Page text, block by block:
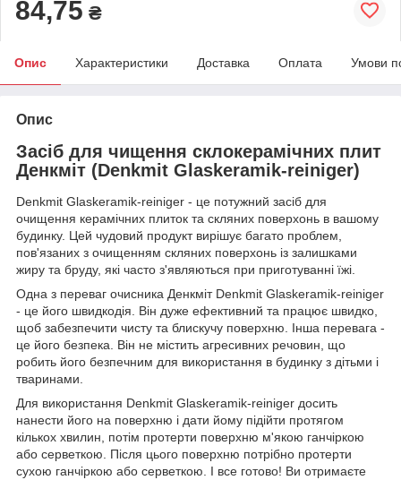
84,75 ₴
Опис Характеристики Доставка Оплата Умови
Опис
Засіб для чищення склокерамічних плит
Денкміт (Denkmit Glaskeramik-reiniger)
Denkmit Glaskeramik-reiniger - це потужний засіб для
очищення керамічних плиток та скляних поверхонь в вашому
будинку. Цей чудовий продукт вирішує багато проблем,
пов'язаних з очищенням скляних поверхонь із залишками
жиру та бруду, які часто з'являються при приготуванні їжі.
Одна з переваг очисника Денкміт Denkmit Glaskeramik-reiniger
- це його швидкодія. Він дуже ефективний та працює швидко,
щоб забезпечити чисту та блискучу поверхню. Інша перевага -
це його безпека. Він не містить агресивних речовин, що
робить його безпечним для використання в будинку з дітьми і
тваринами.
Для використання Denkmit Glaskeramik-reiniger досить
нанести його на поверхню і дати йому підійти протягом
кількох хвилин, потім протерти поверхню м'якою ганчіркою
або серветкою. Після цього поверхню потрібно протерти
сухою ганчіркою або серветкою. І все готово! Ви отримаєте